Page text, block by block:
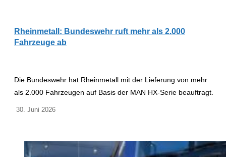
Rheinmetall: Bundeswehr ruft mehr als 2.000
Fahrzeuge ab
Die Bundeswehr hat Rheinmetall mit der Lieferung von mehr
als 2.000 Fahrzeugen auf Basis der MAN HX-Serie beauftragt.
30. Juni 2026